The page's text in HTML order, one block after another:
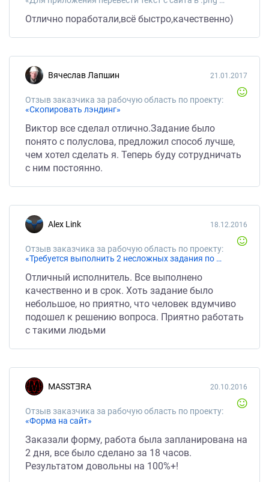
Отлично поработали,всё быстро,качественно)
Вячеслав Лапшин
Отзыв заказчика за рабочую область по проекту:
«Скопировать лэндинг»
21.01.2017
Виктор все сделал отлично.Задание было
понято с полуслова, предложил способ лучше,
чем хотел сделать я. Теперь буду сотрудничать
с ним постоянно.
Alex Link
Отзыв заказчика за рабочую область по проекту:
«Требуется выполнить 2 несложных задания по HTML и JavaScript»
18.12.2016
Отличный исполнитель. Все выполнено
качественно и в срок. Хоть задание было
небольшое, но приятно, что человек вдумчиво
подошел к решению вопроса. Приятно работать
с такими людьми
MASSTⴺRA
Отзыв заказчика за рабочую область по проекту:
«Форма на сайт»
20.10.2016
Заказали форму, работа была запланирована на
2 дня, все было сделано за 18 часов.
Результатом довольны на 100%+!